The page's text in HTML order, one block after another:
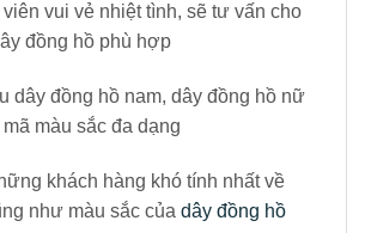
vui vẻ nhiệt tình, sẽ tư vấn cho
đồng hồ phù hợp
dây đồng hồ nam, dây đồng hồ nữ
màu sắc đa dạng
khách hàng khó tính nhất về
như màu sắc của dây đồng hồ